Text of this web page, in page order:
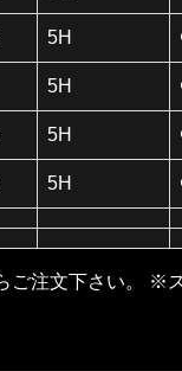
5H
5H
5H
5H
注文下さい。 ※